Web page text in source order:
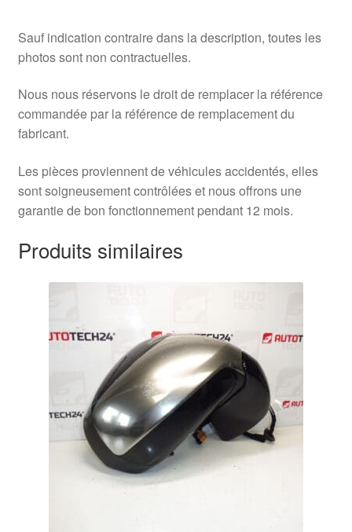
Sauf indication contraire dans la description, toutes les
photos sont non contractuelles.
Nous nous réservons le droit de remplacer la référence
commandée par la référence de remplacement du
fabricant.
Les pièces proviennent de véhicules accidentés, elles
sont soigneusement contrôlées et nous offrons une
garantie de bon fonctionnement pendant 12 mois.
Produits similaires